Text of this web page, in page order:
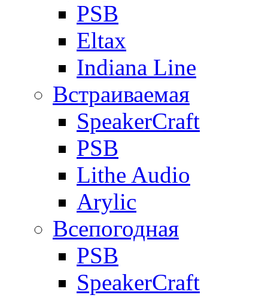
PSB
Eltax
Indiana Line
Встраиваемая
SpeakerCraft
PSB
Lithe Audio
Arylic
Всепогодная
PSB
SpeakerCraft